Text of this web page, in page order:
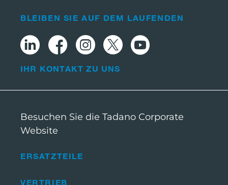
ERSATZTEILE
VERTRIEB
BLEIBEN SIE AUF DEM LAUFENDEN
IHR KONTAKT ZU UNS
Besuchen Sie die Tadano Corporate
Website